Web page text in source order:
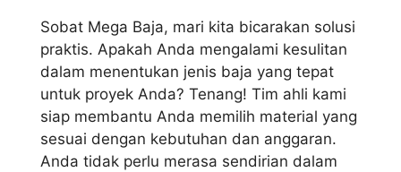
Sobat Mega Baja, mari kita bicarakan solusi
praktis. Apakah Anda mengalami kesulitan
dalam menentukan jenis baja yang tepat
untuk proyek Anda? Tenang! Tim ahli kami
siap membantu Anda memilih material yang
sesuai dengan kebutuhan dan anggaran.
Anda tidak perlu merasa sendirian dalam